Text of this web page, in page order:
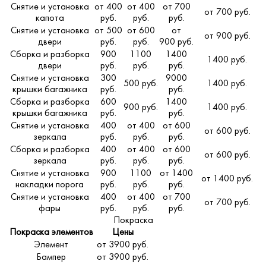
Снятие и установка
капота
от 400
руб.
от 400
руб.
от 700
руб.
от 700 руб.
Снятие и установка
двери
от 500
руб.
от 600
руб.
от
900 руб.
от 900 руб.
Сборка и разборка
двери
900
руб.
1100
руб.
1400
руб.
1400 руб.
Снятие и установка
крышки багажника
300
руб.
500 руб.
9000
руб.
1400 руб.
Сборка и разборка
крышки багажника
600
руб.
900 руб.
1400
руб.
1400 руб.
Снятие и установка
зеркала
400
руб.
от 400
руб.
от 600
руб.
от 600 руб.
Сборка и разборка
зеркала
400
руб.
от 400
руб.
от 600
руб.
от 600 руб.
Снятие и установка
накладки порога
900
руб.
1100
руб.
от 1400
руб.
от 1400 руб.
Снятие и установка
фары
400
руб.
от 400
руб.
от 700
руб.
от 700 руб.
Покраска
Покраска элементов
Цены
Элемент
от 3900 руб.
Бампер
от 3900 руб.